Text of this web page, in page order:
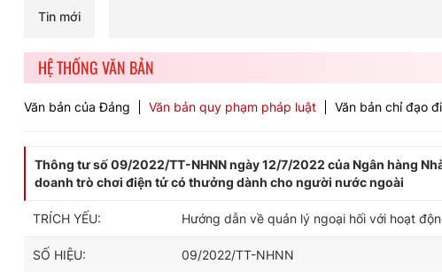
Tin mới
HỆ THỐNG VĂN BẢN
Văn bản của Đảng Văn bản quy phạm pháp luật Văn bản chỉ đạo
Thông tư số 09/2022/TT-NHNN ngày 12/7/2022 của Ngân hàng
doanh trò chơi điện tử có thưởng dành cho người nước ngoài
TRÍCH YẾU: Hướng dẫn về quản lý ngoại hối với hoạt
SỐ HIỆU: 09/2022/TT-NHNN